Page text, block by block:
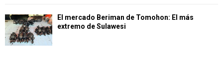
El mercado Beriman de Tomohon: El más
extremo de Sulawesi